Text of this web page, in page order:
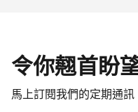
令你翹首盼
馬上訂閱我們的定期通